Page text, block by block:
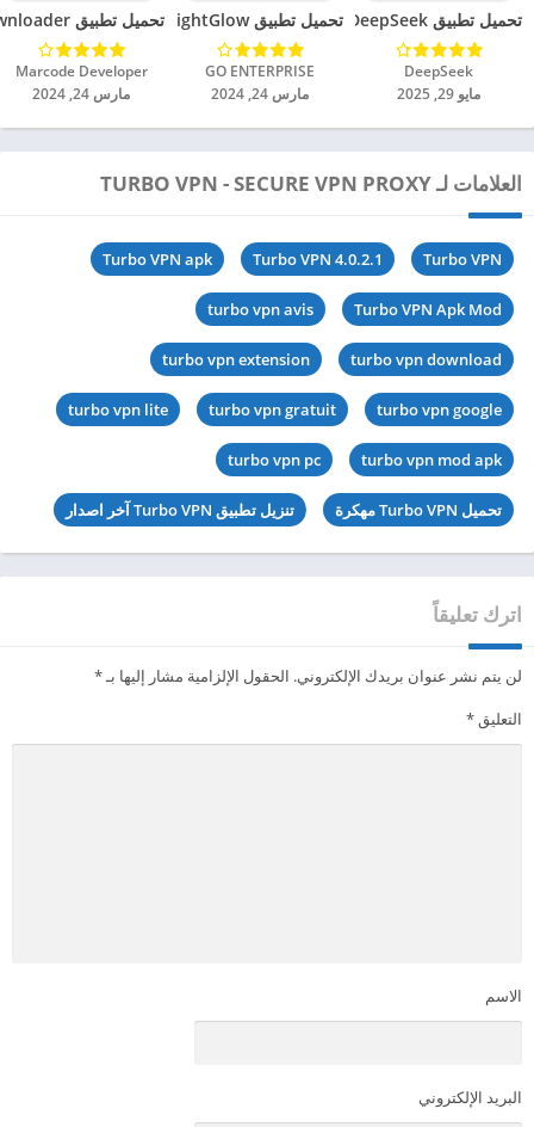
تحميل تطبيق DeepSeek مهكر للاندرويد 2025
DeepSeek‏
مايو 29, 2025
تحميل تطبيق BrightGlow مهكر للاندرويد 2024
GO ENTERPRISE‏
مارس 24, 2024
تحميل تطبيق mp4 video downloader مهكر للاندرويد 2024
Marcode Developer‏
مارس 24, 2024
العلامات لـ TURBO VPN - SECURE VPN PROXY
Turbo VPN
Turbo VPN 4.0.2.1
Turbo VPN apk
Turbo VPN Apk Mod
turbo vpn avis
turbo vpn download
turbo vpn extension
turbo vpn google
turbo vpn gratuit
turbo vpn lite
turbo vpn mod apk
turbo vpn pc
تحميل Turbo VPN مهكرة تنزيل تطبيق Turbo VPN آخر اصدار
اترك تعليقاً
لن يتم نشر عنوان بريدك الإلكتروني. الحقول الإلزامية مشار إليها بـ*
التعليق*
الاسم
البريد الإلكتروني